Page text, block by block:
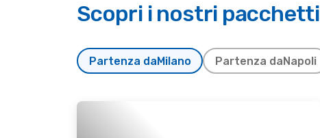
Scopri i nostri
Partenza daMilano Partenza daNapoli